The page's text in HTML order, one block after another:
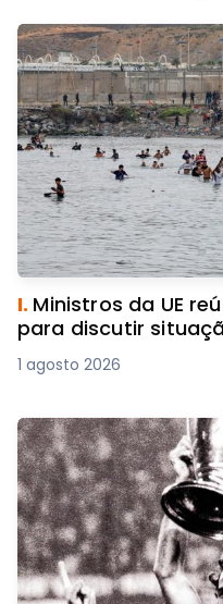
I. Ministros da UE
para discutir
1 agosto 2026